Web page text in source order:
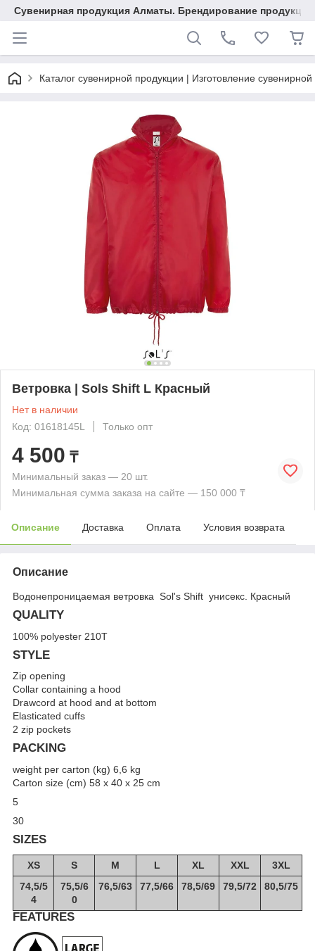
Сувенирная продукция Алматы. Брендирование
Каталог сувенирной продукции | Изготовление
Ветровка | Sols Shift L Красный
Нет в наличии
Код: 01618145L
Только опт
4 500 ₸
Минимальный заказ — 20 шт.
Минимальная сумма заказа на сайте — 150 000 ₸
Описание Доставка Оплата Условия возврата
Описание
Водонепроницаемая ветровка Sol's Shift унисекс. Красный
QUALITY
100% polyester 210T
STYLE
Zip opening
Collar containing a hood
Drawcord at hood and at bottom
Elasticated cuffs
2 zip pockets
PACKING
weight per carton (kg) 6,6 kg
Carton size (cm) 58 x 40 x 25 cm
5
30
SIZES
XS S M L XL XXL
3XL
74,5/5
4
75,5/6
0
76,5/63 77,5/66 78,5/69 79,5/72 80,5/75
FEATURES